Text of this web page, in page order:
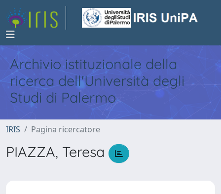
Archivio istituzionale della
ricerca dell'Università degli
Studi di Palermo
IRIS Pagina ricercatore
PIAZZA, Teresa